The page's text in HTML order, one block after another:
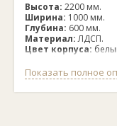
Высота: 2200 мм.
Ширина: 1000 мм.
Глубина: 600 мм.
Материал:ЛДСП.
Цвет корпуса:
кремовый, графит
Зеркало:есть (1).
Наполнение:полки
Показать полное